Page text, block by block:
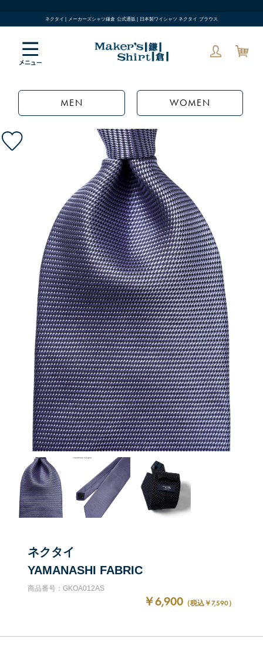
ネクタイ | メーカーズシャツ鎌倉 公式通販 | 日本製ワイシャツ ネクタイ ブラウス
MEN WOMEN
ネクタイ
YAMANASHI FABRIC
商品番号：GKOA012AS
￥6,900 （税込￥7,590）